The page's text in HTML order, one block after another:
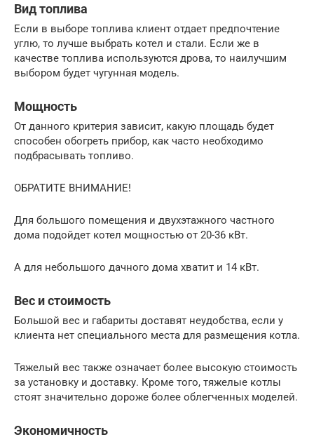
Вид топлива
Если в выборе топлива клиент отдает предпочтение
углю, то лучше выбрать котел и стали. Если же в
качестве топлива используются дрова, то наилучшим
выбором будет чугунная модель.
Мощность
От данного критерия зависит, какую площадь будет
способен обогреть прибор, как часто необходимо
подбрасывать топливо.
ОБРАТИТЕ ВНИМАНИЕ!
Для большого помещения и двухэтажного частного
дома подойдет котел мощностью от 20-36 кВт.
А для небольшого дачного дома хватит и 14 кВт.
Вес и стоимость
Большой вес и габариты доставят неудобства, если у
клиента нет специального места для размещения котла.
Тяжелый вес также означает более высокую стоимость
за установку и доставку. Кроме того, тяжелые котлы
стоят значительно дороже более облегченных моделей.
Экономичность